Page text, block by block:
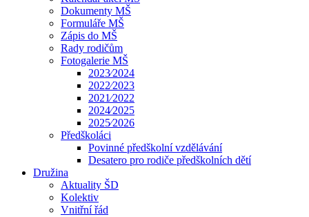
Dokumenty MŠ
Formuláře MŠ
Zápis do MŠ
Rady rodičům
Fotogalerie MŠ
2023⁄2024
2022⁄2023
2021⁄2022
2024⁄2025
2025⁄2026
Předškoláci
Povinné předškolní vzdělávání
Desatero pro rodiče předškolních dětí
Družina
Aktuality ŠD
Kolektiv
Vnitřní řád